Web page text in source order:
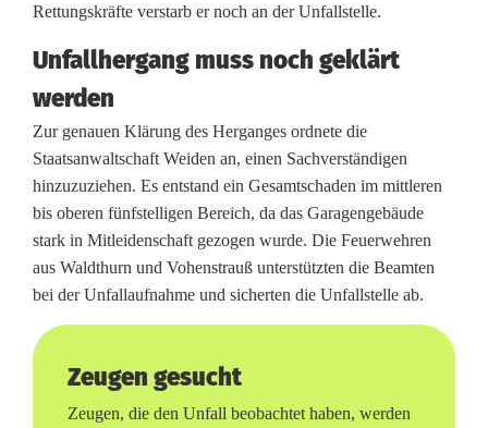
n
e
i
n
g
e
k
l
e
Rettungskräfte verstarb er noch an der Unfallstelle.
Unfallhergang muss noch geklärt
werden
Zur genauen Klärung des Herganges ordnete die
Staatsanwaltschaft Weiden an, einen Sachverständigen
hinzuzuziehen. Es entstand ein Gesamtschaden im mittleren
bis oberen fünfstelligen Bereich, da das Garagengebäude
stark in Mitleidenschaft gezogen wurde. Die Feuerwehren
aus Waldthurn und Vohenstrauß unterstützten die Beamten
bei der Unfallaufnahme und sicherten die Unfallstelle ab.
Zeugen gesucht
Zeugen, die den Unfall beobachtet haben, werden